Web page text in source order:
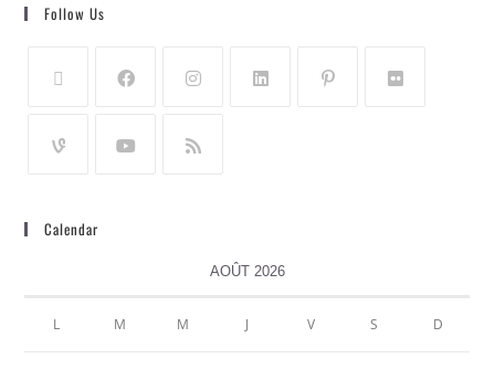
Follow Us
Calendar
AOÛT 2026
L M M J V S D